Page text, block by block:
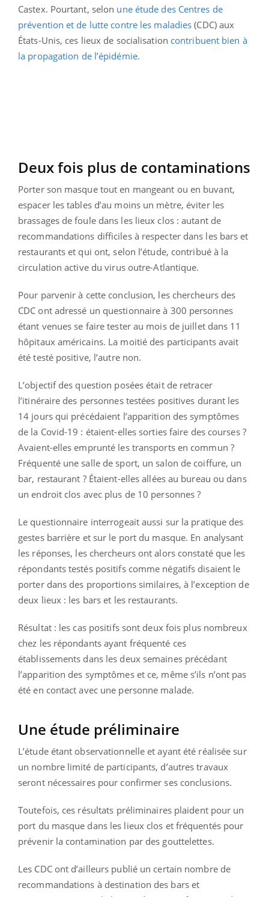
Castex. Pourtant, selon une étude des Centres de
prévention et de lutte contre les maladies (CDC) aux
États-Unis, ces lieux de socialisation contribuent bien à
la propagation de l’épidémie.
Deux fois plus de contaminations
Porter son masque tout en mangeant ou en buvant,
espacer les tables d’au moins un mètre, éviter les
brassages de foule dans les lieux clos : autant de
recommandations difficiles à respecter dans les bars et
restaurants et qui ont, selon l’étude, contribué à la
circulation active du virus outre-Atlantique.
Pour parvenir à cette conclusion, les chercheurs des
CDC ont adressé un questionnaire à 300 personnes
étant venues se faire tester au mois de juillet dans 11
hôpitaux américains. La moitié des participants avait
été testé positive, l’autre non.
L’objectif des question posées était de retracer
l’itinéraire des personnes testées positives durant les
14 jours qui précédaient l’apparition des symptômes
de la Covid-19 : étaient-elles sorties faire des courses ?
Avaient-elles emprunté les transports en commun ?
Fréquenté une salle de sport, un salon de coiffure, un
bar, restaurant ? Étaient-elles allées au bureau ou dans
un endroit clos avec plus de 10 personnes ?
Le questionnaire interrogeait aussi sur la pratique des
gestes barrière et sur le port du masque. En analysant
les réponses, les chercheurs ont alors constaté que les
répondants testés positifs comme négatifs disaient le
porter dans des proportions similaires, à l’exception de
deux lieux : les bars et les restaurants.
Résultat : les cas positifs sont deux fois plus nombreux
chez les répondants ayant fréquenté ces
établissements dans les deux semaines précédant
l’apparition des symptômes et ce, même s’ils n’ont pas
été en contact avec une personne malade.
Une étude préliminaire
L’étude étant observationnelle et ayant été réalisée sur
un nombre limité de participants, d’autres travaux
seront nécessaires pour confirmer ses conclusions.
Toutefois, ces résultats préliminaires plaident pour un
port du masque dans les lieux clos et fréquentés pour
prévenir la contamination par des gouttelettes.
Les CDC ont d’ailleurs publié un certain nombre de
recommandations à destination des bars et